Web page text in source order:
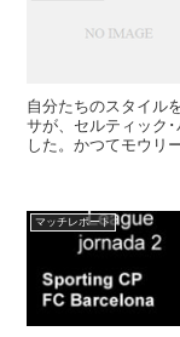
自分たちのスタイルを通
サが、セルティック
した。かつてモウリ
マッチレポート